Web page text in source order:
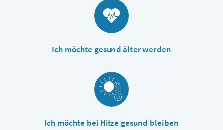
Ich möchte gesund älter werden
Ich möchte bei Hitze gesund bleiben